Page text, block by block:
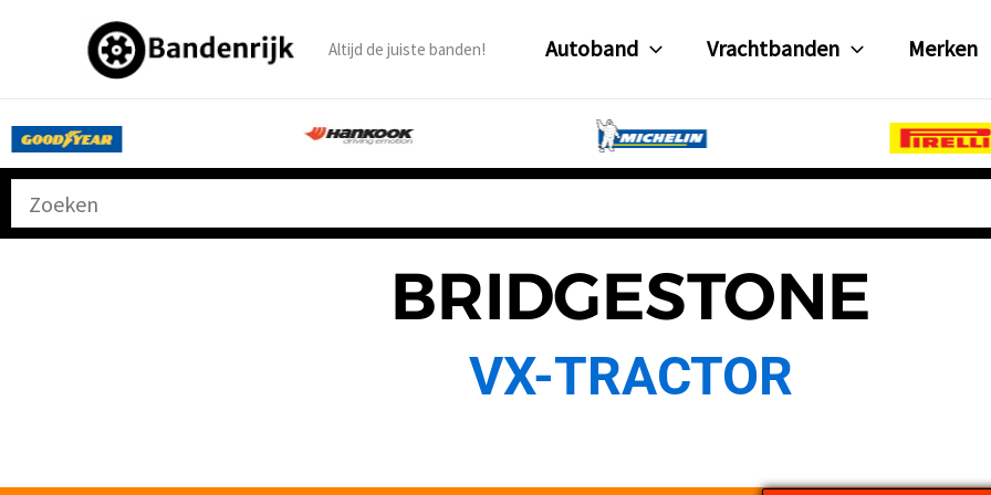
inhoud
Altijd de juiste banden! Autoband Vrachtbanden Merken
BRIDGESTONE
VX-TRACTOR